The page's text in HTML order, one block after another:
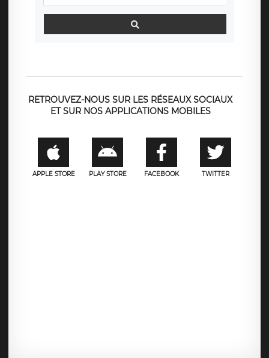
RETROUVEZ-NOUS SUR LES RÉSEAUX SOCIAUX
ET SUR NOS APPLICATIONS MOBILES
APPLE STORE PLAY STORE FACEBOOK TWITTER